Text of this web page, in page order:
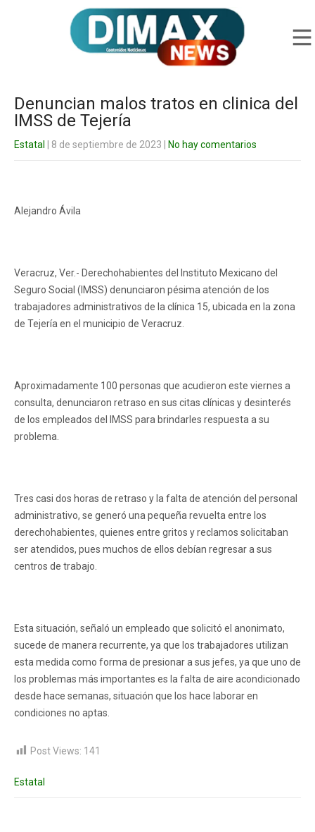
Denuncian malos tratos en clinica del
IMSS de Tejería
Estatal | 8 de septiembre de 2023 No hay comentarios
Alejandro Ávila
Veracruz, Ver.- Derechohabientes del Instituto Mexicano del
Seguro Social (IMSS) denunciaron pésima atención de los
trabajadores administrativos de la clínica 15, ubicada en la zona
de Tejería en el municipio de Veracruz.
Aproximadamente 100 personas que acudieron este viernes a
consulta, denunciaron retraso en sus citas clínicas y desinterés
de los empleados del IMSS para brindarles respuesta a su
problema.
Tres casi dos horas de retraso y la falta de atención del personal
administrativo, se generó una pequeña revuelta entre los
derechohabientes, quienes entre gritos y reclamos solicitaban
ser atendidos, pues muchos de ellos debían regresar a sus
centros de trabajo.
Esta situación, señaló un empleado que solicitó el anonimato,
sucede de manera recurrente, ya que los trabajadores utilizan
esta medida como forma de presionar a sus jefes, ya que uno de
los problemas más importantes es la falta de aire acondicionado
desde hace semanas, situación que los hace laborar en
condiciones no aptas.
Post Views: 141
Estatal